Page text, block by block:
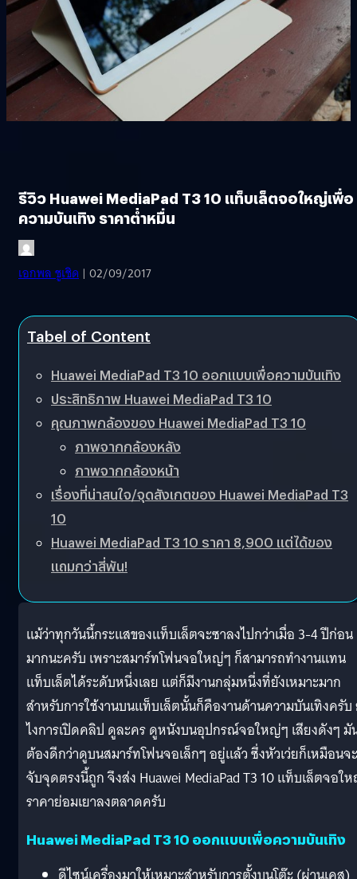
รีวิว Huawei MediaPad T3 10 แท็บเล็ตจอใหญ่เพื่อ
ความบันเทิง ราคาต่ำหมื่น
เอกพล ชูเชิด | 02/09/2017
Tabel of Content
Huawei MediaPad T3 10 ออกแบบเพื่อความบันเทิง
ประสิทธิภาพ Huawei MediaPad T3 10
คุณภาพกล้องของ Huawei MediaPad T3 10
ภาพจากกล้องหลัง
ภาพจากกล้องหน้า
เรื่องที่น่าสนใจ/จุดสังเกตของ Huawei MediaPad T3
10
Huawei MediaPad T3 10 ราคา 8,900 แต่ได้ของ
แถมกว่าสี่พัน!
แม้ว่าทุกวันนี้กระแสของแท็บเล็ตจะซาลงไปกว่าเมื่อ 3-4 ปีก่อน
มากนะครับ เพราะสมาร์ทโฟนจอใหญ่ๆ ก็สามารถทำงานแทน
แท็บเล็ตได้ระดับหนึ่งเลย แต่ก็มีงานกลุ่มหนึ่งที่ยังเหมาะมาก
สำหรับการใช้งานบนแท็บเล็ตนั้นก็คืองานด้านความบันเทิงครับ
ไงการเปิดคลิป ดูละคร ดูหนังบนอุปกรณ์จอใหญ่ๆ เสียงดังๆ มั
ต้องดีกว่าดูบนสมาร์ทโฟนจอเล็กๆ อยู่แล้ว ซึ่งหัวเว่ยก็เหมือนจะ
จับจุดตรงนี้ถูก จึงส่ง Huawei MediaPad T3 10 แท็บเล็ตจอใ
ราคาย่อมเยาลงตลาดครับ
Huawei MediaPad T3 10 ออกแบบเพื่อความบันเทิง